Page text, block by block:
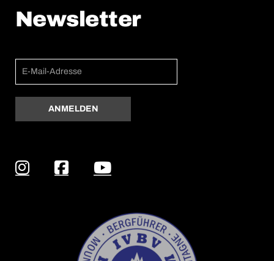
Newsletter